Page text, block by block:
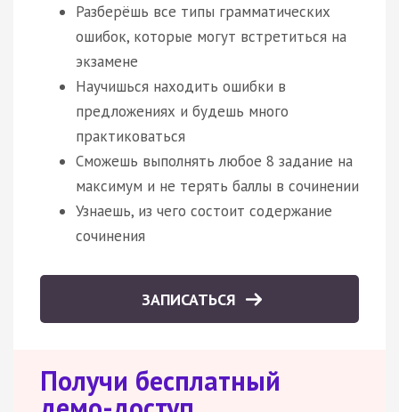
Разберёшь все типы грамматических
ошибок, которые могут встретиться на
экзамене
Научишься находить ошибки в
предложениях и будешь много
практиковаться
Сможешь выполнять любое 8 задание на
максимум и не терять баллы в сочинении
Узнаешь, из чего состоит содержание
сочинения
ЗАПИСАТЬСЯ
Получи бесплатный